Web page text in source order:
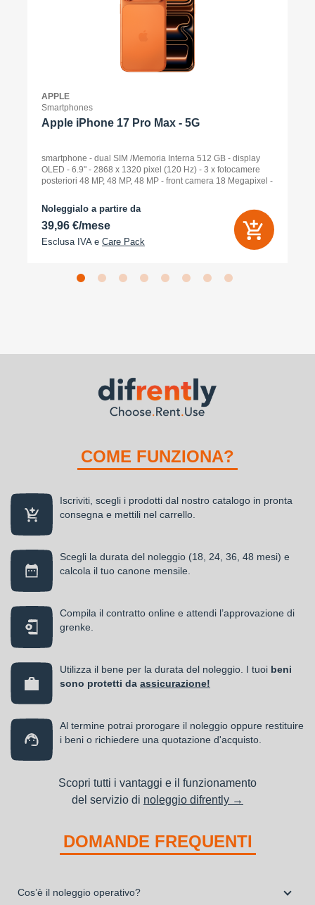
APPLE
Smartphones
Apple iPhone 17 Pro Max - 5G
smartphone - dual SIM /Memoria Interna 512 GB - display
OLED - 6.9" - 2868 x 1320 pixel (120 Hz) - 3 x fotocamere
posteriori 48 MP, 48 MP, 48 MP - front camera 18 Megapixel -
Noleggialo a partire da
39,96 €/mese
Esclusa IVA e Care Pack
COME FUNZIONA?
Iscriviti, scegli i prodotti dal nostro catalogo in pronta
consegna e mettili nel carrello.
Scegli la durata del noleggio (18, 24, 36, 48 mesi) e
calcola il tuo canone mensile.
Compila il contratto online e attendi l’approvazione di
grenke.
Utilizza il bene per la durata del noleggio. I tuoi beni
sono protetti da assicurazione!
Al termine potrai prorogare il noleggio oppure restituire
i beni o richiedere una quotazione d'acquisto.
Scopri tutti i vantaggi e il funzionamento
del servizio di noleggio difrently →
DOMANDE FREQUENTI
Cos’è il noleggio operativo?